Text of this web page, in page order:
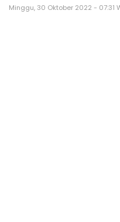
Minggu, 30 Oktober 2022 - 07:31